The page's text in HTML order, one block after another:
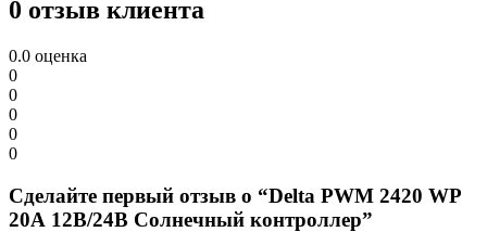
0 отзыв клиента
0.0 оценка
0
0
0
0
0
Сделайте первый отзыв о “Delta PWM 2420 WP
20А 12В/24В Солнечный контроллер”